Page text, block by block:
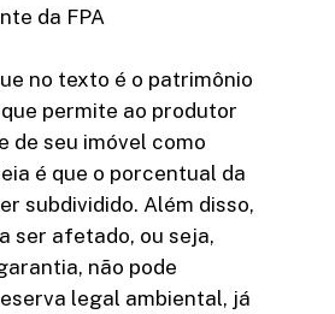
da FPA
no texto é o patrimônio
permite ao produtor
de seu imóvel como
é que o porcentual da
subdividido. Além disso,
ser afetado, ou seja,
não pode
legal ambiental, já